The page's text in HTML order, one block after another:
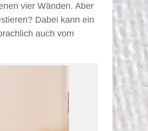
vier Wänden. Aber
Dabei kann ein
auch vom